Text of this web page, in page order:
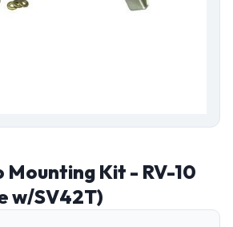
Mounting Kit - RV-10
w/SV42T)